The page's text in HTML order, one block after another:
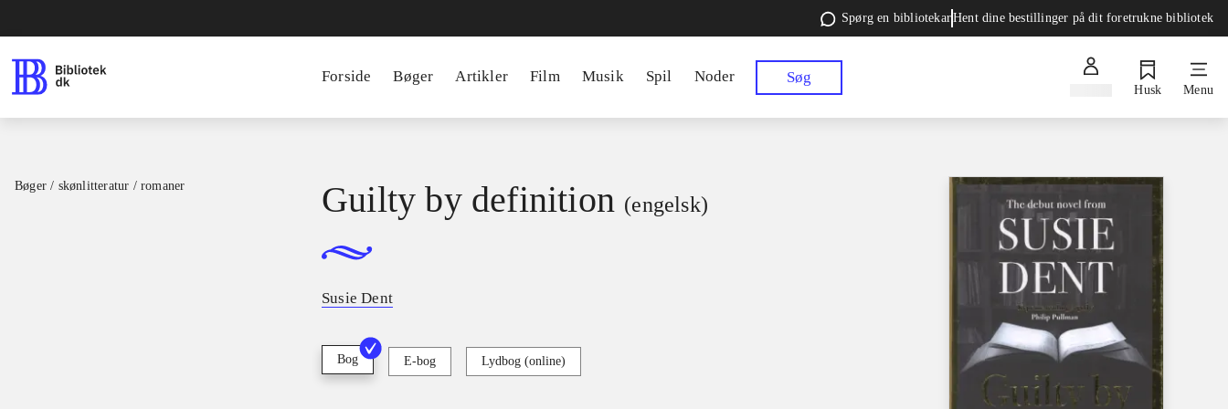
Spørg en bibliotekarHent dine bestillinger på dit foretrukne bibliotek
Forside Bøger Artikler Film Musik Spil Noder Søg
Husk Menu
Bøger / skønlitteratur / romaner Guilty by definition (engelsk)
Susie Dent
Bog E-bog Lydbog (online)